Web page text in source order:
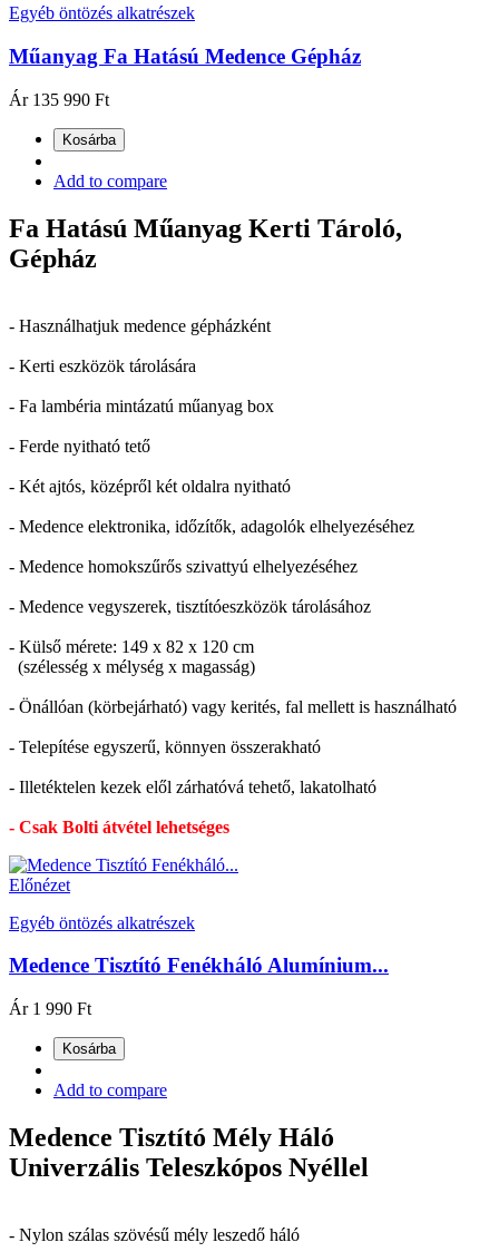
Egyéb öntözés alkatrészek
Műanyag Fa Hatású Medence Gépház
Ár 135 990 Ft
Kosárba
Add to compare
Fa Hatású Műanyag Kerti Tároló,
Gépház
- Használhatjuk medence gépházként
- Kerti eszközök tárolására
- Fa lambéria mintázatú műanyag box
- Ferde nyitható tető
- Két ajtós, középről két oldalra nyitható
- Medence elektronika, időzítők, adagolók elhelyezéséhez
- Medence homokszűrős szivattyú elhelyezéséhez
- Medence vegyszerek, tisztítóeszközök tárolásához
- Külső mérete: 149 x 82 x 120 cm
(szélesség x mélység x magasság)
- Önállóan (körbejárható) vagy kerités, fal mellett is használható
- Telepítése egyszerű, könnyen összerakható
- Illetéktelen kezek elől zárhatóvá tehető, lakatolható
- Csak Bolti átvétel lehetséges
Előnézet
Egyéb öntözés alkatrészek
Medence Tisztító Fenékháló Alumínium...
Ár 1 990 Ft
Kosárba
Add to compare
Medence Tisztító Mély Háló
Univerzális Teleszkópos Nyéllel
- Nylon szálas szövésű mély leszedő háló